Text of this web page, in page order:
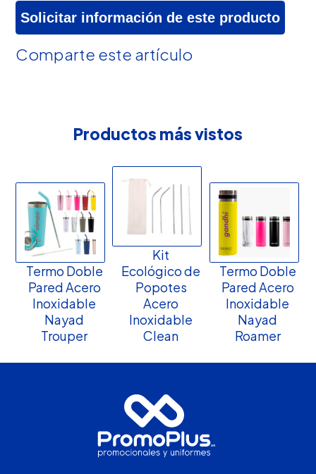
Solicitar información de este producto
Comparte este artículo
Productos más vistos
Termo Doble
Pared Acero
Inoxidable
Nayad
Trouper
Kit
Ecológico de
Popotes
Acero
Inoxidable
Clean
Termo Doble
Pared Acero
Inoxidable
Nayad
Roamer